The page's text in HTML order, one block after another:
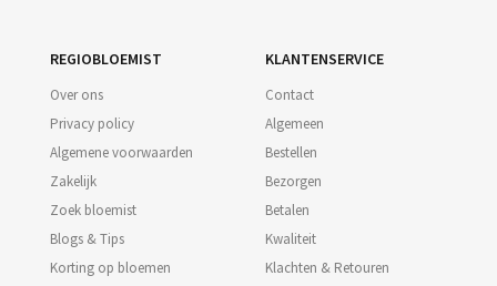
REGIOBLOEMIST
Over ons
Privacy policy
Algemene voorwaarden
Zakelijk
Zoek bloemist
Blogs & Tips
Korting op bloemen
KLANTENSERVICE
Contact
Algemeen
Bestellen
Bezorgen
Betalen
Kwaliteit
Klachten & Retouren